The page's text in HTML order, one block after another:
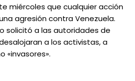
miércoles que cualquier acción
agresión contra Venezuela.
solicitó a las autoridades de
a los activistas, a
«invasores».